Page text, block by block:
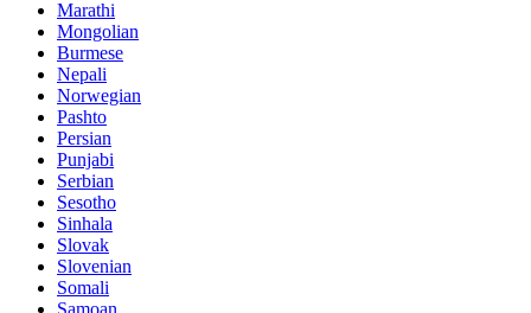
Marathi
Mongolian
Burmese
Nepali
Norwegian
Pashto
Persian
Punjabi
Serbian
Sesotho
Sinhala
Slovak
Slovenian
Somali